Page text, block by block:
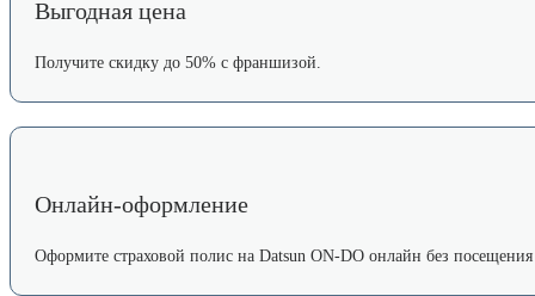
Выгодная цена
Получите скидку до 50% с франшизой.
Онлайн-оформление
Оформите страховой полис на Datsun ON-DO онлайн без посещения